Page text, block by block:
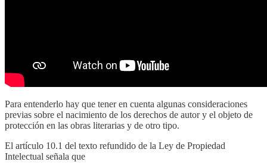
Para entenderlo hay que tener en cuenta algunas consideraciones
previas sobre el nacimiento de los derechos de autor y el objeto de
protección en las obras literarias y de otro tipo.
El artículo 10.1 del texto refundido de la Ley de Propiedad
Intelectual señala que